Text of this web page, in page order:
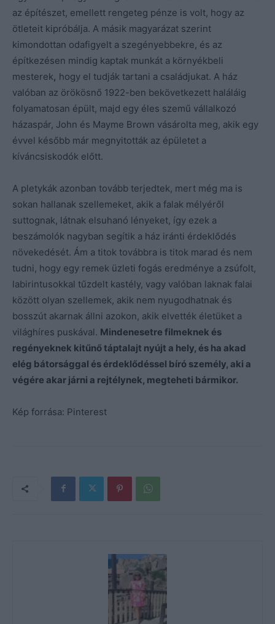
az építészet, emellett rengeteg pénze is volt, hogy az
ötleteit kipróbálja. A másik magyarázat szerint
kimondottan odafigyelt a szegényebbekre, és az
építkezésen mindig kaptak munkát a környékbeli
mesterek, hogy el tudják tartani a családjukat. A ház
valóban az örökösnő 1922-ben bekövetkezett haláláig
folyamatosan épült, majd egy éles szemű vállalkozó
házaspár, John és Mayme Brown vásárolta meg, akik egy
évvel később már megnyitották az épületet a
kíváncsiskodók előtt.
A pletykák azonban tovább terjedtek, mert még ma is
sokan hallanak szellemeket, akik a falak mélyéről
suttognak, látnak elsuhanó lényeket, így ezek a
beszámolók nagyban segítik a ház iránti érdeklődés
növekedését. Ám a titok továbbra is titok marad és nem
tudni, hogy egy remek üzleti fogás eredménye a zsúfolt,
labirintusokkal tűzdelt kastély, vagy valóban laknak falai
között olyan szellemek, akik nem nyugodhatnak és
bosszút akarnak állni azokon, akik elvették életüket a
világhíres puskával. Mindenesetre filmeknek és
regényeknek kitűnő táptalajt nyújt a hely, és ha akad
elég bátorsággal és érdeklődéssel bíró személy, aki a
végére akar járni a rejtélynek, megteheti bármikor.
Kép forrása: Pinterest